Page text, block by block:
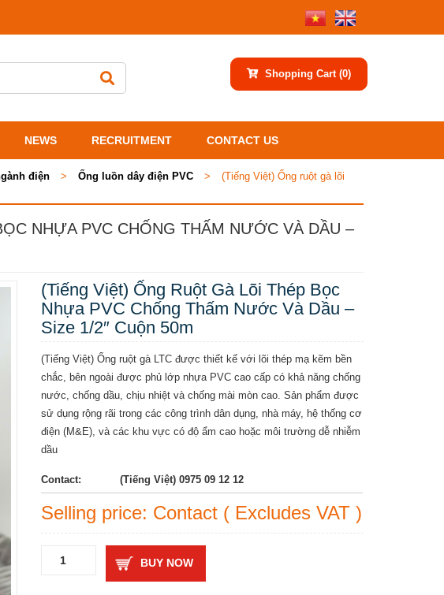
Shopping Cart (0)
NEWS RECRUITMENT CONTACT US
điện > Ống luồn dây điện PVC >
(Tiếng Việt) Ống ruột gà lõi
NHỰA PVC CHỐNG THẤM NƯỚC VÀ DẦU –
(Tiếng Việt) Ống Ruột Gà Lõi Thép Bọc
Nhựa PVC Chống Thấm Nước Và Dầu –
Size 1/2″ Cuộn 50m
(Tiếng Việt) Ống ruột gà LTC được thiết kế với lõi thép mạ kẽm bền
chắc, bên ngoài được phủ lớp nhựa PVC cao cấp có khả năng chống
nước, chống dầu, chịu nhiệt và chống mài mòn cao. Sản phẩm được
sử dụng rộng rãi trong các công trình dân dụng, nhà máy, hệ thống cơ
điện (M&E), và các khu vực có độ ẩm cao hoặc môi trường dễ nhiễm
dầu
Contact: (Tiếng Việt) 0975 09 12 12
Selling price: Contact ( Excludes VAT )
BUY NOW